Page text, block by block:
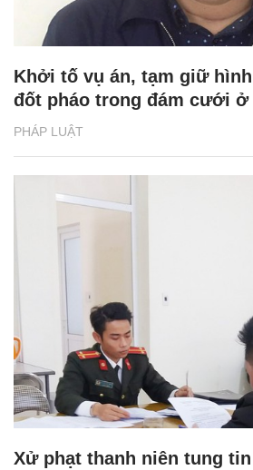
PHÁP LUẬT
Khởi tố vụ án, tạm giữ
đốt pháo trong đám cưới ở
Xử phạt thanh niên tung